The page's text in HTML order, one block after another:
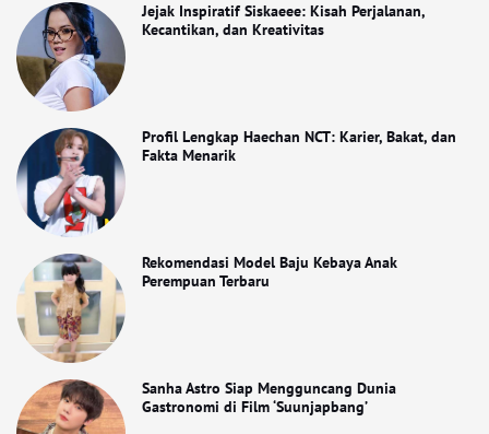
Jejak Inspiratif Siskaeee: Kisah Perjalanan,
Kecantikan, dan Kreativitas
Profil Lengkap Haechan NCT: Karier, Bakat, dan
Fakta Menarik
Rekomendasi Model Baju Kebaya Anak
Perempuan Terbaru
Sanha Astro Siap Mengguncang Dunia
Gastronomi di Film ‘Suunjapbang’